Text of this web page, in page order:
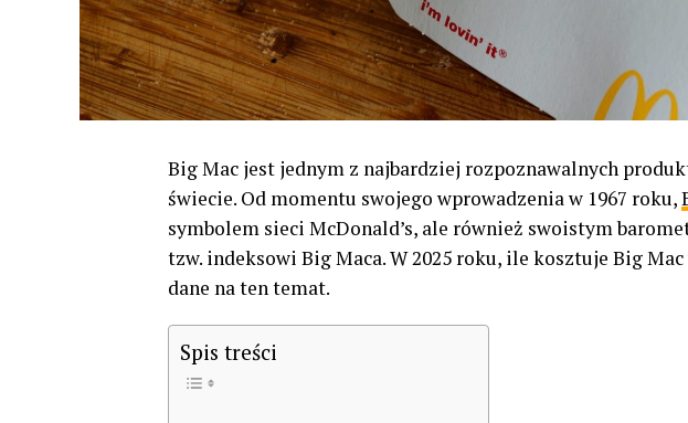
Big Mac jest jednym z najbardziej rozpoznawalnych
świecie. Od momentu swojego wprowadzenia w 1967 roku,
symbolem sieci McDonald’s, ale również swoistym
tzw. indeksowi Big Maca. W 2025 roku, ile kosztuje Big
dane na ten temat.
Spis treści